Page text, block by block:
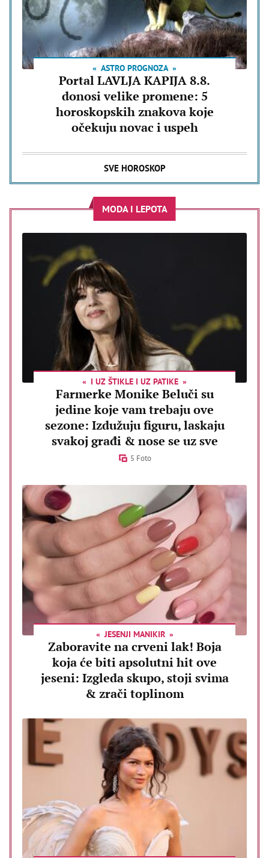
ASTRO PROGNOZA
Portal LAVLJA KAPIJA 8.8.
donosi velike promene: 5
horoskopskih znakova koje
očekuju novac i uspeh
SVE HOROSKOP
MODA I LEPOTA
I UZ ŠTIKLE I UZ PATIKE
Farmerke Monike Beluči su
jedine koje vam trebaju ove
sezone: Izdužuju figuru, laskaju
svakoj građi & nose se uz sve
5 Foto
JESENJI MANIKIR
Zaboravite na crveni lak! Boja
koja će biti apsolutni hit ove
jeseni: Izgleda skupo, stoji svima
& zrači toplinom